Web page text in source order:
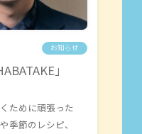
お知らせ
」
ために頑張った
季節のレシピ、